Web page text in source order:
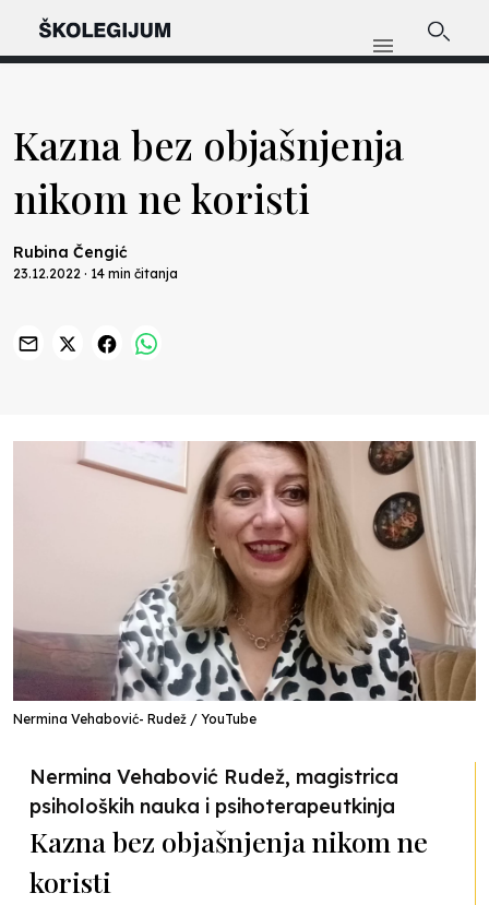
Kazna bez objašnjenja
nikom ne koristi
Rubina Čengić
23.12.2022 · 14 min čitanja
Nermina Vehabović- Rudež / YouTube
Nermina Vehabović Rudež, magistrica
psiholoških nauka i psihoterapeutkinja
Kazna bez objašnjenja nikom ne
koristi